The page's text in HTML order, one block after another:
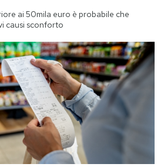
ai 50mila euro è probabile che
causi sconforto